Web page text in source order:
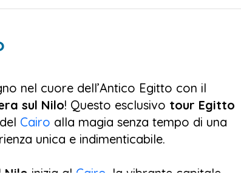
nel cuore dell’Antico Egitto con il
sul Nilo! Questo esclusivo tour Egitto
Cairo alla magia senza tempo di una
unica e indimenticabile.
Nilo inizia al Cairo , la vibrante capitale
benvenuto e assistito fin dal tuo